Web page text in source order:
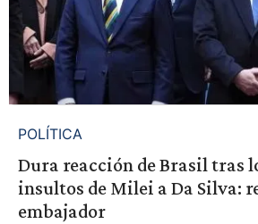
POLÍTICA
Dura reacción de Brasil tras
insultos de Milei a Da Silva:
embajador